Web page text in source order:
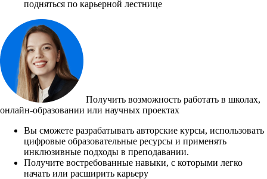
подняться по карьерной лестнице
Получить возможность работать в школах,
онлайн-образовании или научных проектах
Вы сможете разрабатывать авторские курсы, использовать
цифровые образовательные ресурсы и применять
инклюзивные подходы в преподавании.
Получите востребованные навыки, с которыми легко
начать или расширить карьеру